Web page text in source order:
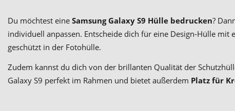
Du möchtest eine Samsung Galaxy S9 Hülle bedrucken?
individuell anpassen. Entscheide dich für eine Design-Hülle
geschützt in der Fotohülle.
Zudem kannst du dich von der brillanten Qualität der
Galaxy S9 perfekt im Rahmen und bietet außerdem Platz für